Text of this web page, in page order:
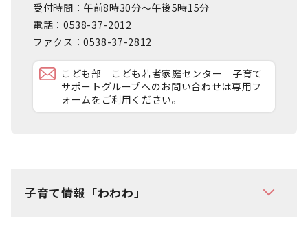
受付時間：午前8時30分～午後5時15分
電話：0538-37-2012
ファクス：0538-37-2812
こども部 こども若者家庭センター 子育て
サポートグループへのお問い合わせは専用フ
ォームをご利用ください。
子育て情報「わわわ」